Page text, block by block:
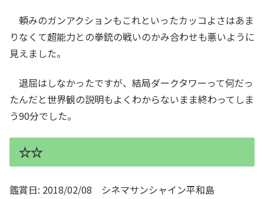
頼みのガンアクションもこれといったカッコよさはあま
りなくて超能力との拳銃の戦いのかみ合わせも悪いように
見えました。
退屈はしなかったですが、結局ダークタワーって何だっ
たんだと世界観の説明もよくわからないまま終わってしま
う90分でした。
☆☆
鑑賞日: 2018/02/08 シネマサンシャイン平和島